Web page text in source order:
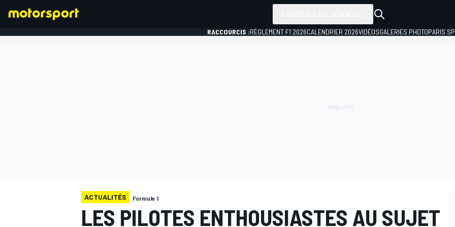
RACCOURCIS :RÈGLEMENT F1 2026CALENDRIER 2026VIDÉOSGALERIES PHOTOPARIS
ACTUALITÉS Formule 1
LES PILOTES ENTHOUSIASTES AU SUJET